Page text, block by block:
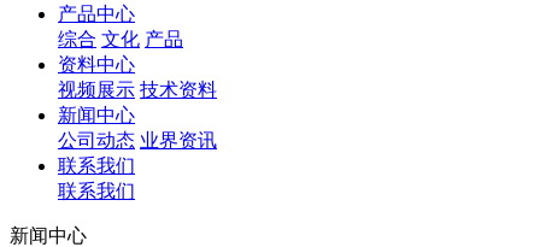
产品中心
综合 文化 产品
资料中心
视频展示 技术资料
新闻中心
公司动态 业界资讯
联系我们
联系我们
新闻中心